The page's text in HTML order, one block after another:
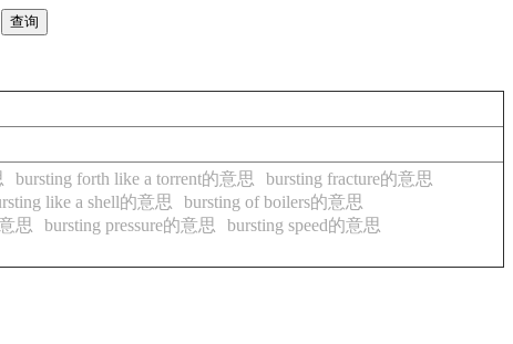
bursting forth like a torrent的意思
bursting fracture的意思
like a shell的意思
bursting of boilers的意思
思 bursting pressure的意思
bursting speed的意思